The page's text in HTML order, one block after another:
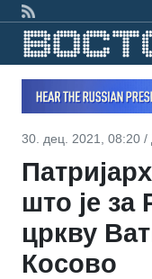
30. дец. 2021, 08:20 /
што је за
цркву
Косово